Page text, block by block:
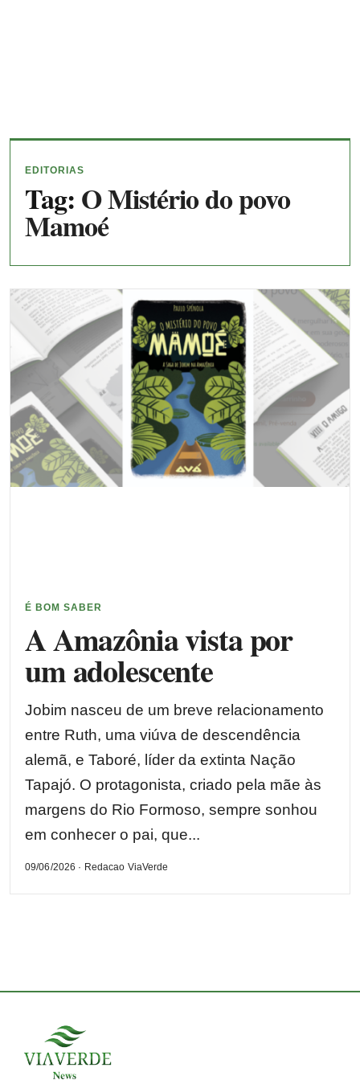
EDITORIAS
Tag: O Mistério do povo
Mamoé
É BOM SABER
A Amazônia vista por
um adolescente
Jobim nasceu de um breve relacionamento
entre Ruth, uma viúva de descendência
alemã, e Taboré, líder da extinta Nação
Tapajó. O protagonista, criado pela mãe às
margens do Rio Formoso, sempre sonhou
em conhecer o pai, que...
09/06/2026 · Redacao ViaVerde